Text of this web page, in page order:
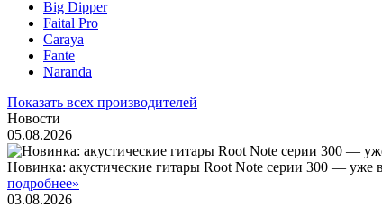
Big Dipper
Faital Pro
Caraya
Fante
Naranda
Показать всех производителей
Новости
05.08.2026
Новинка: акустические гитары Root Note серии 300 — уже
подробнее»
03.08.2026